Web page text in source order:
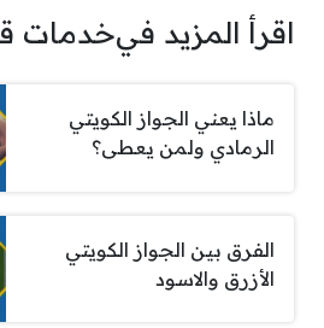
اقرأ المزيد فيخدمات
ماذا يعني الجواز الكويتي
الرمادي ولمن يعطى؟
الفرق بين الجواز الكويتي
الأزرق والاسود